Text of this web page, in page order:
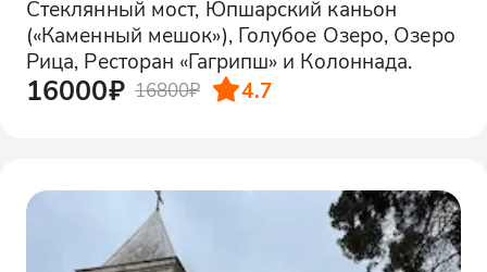
Стеклянный мост, Юпшарский каньон
(«Каменный мешок»), Голубое Озеро, Озеро
Рица, Ресторан «Гагрипш» и Колоннада.
16000₽ 16800₽ 4.7